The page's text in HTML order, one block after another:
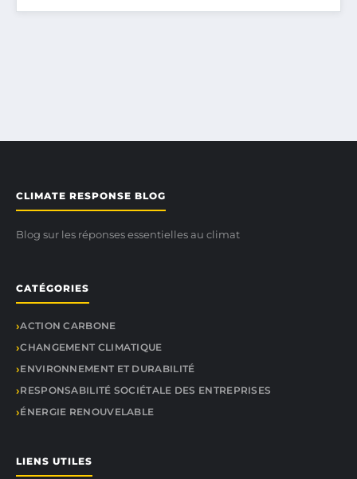
CLIMATE RESPONSE BLOG
Blog sur les réponses essentielles au climat
CATÉGORIES
ACTION CARBONE
CHANGEMENT CLIMATIQUE
ENVIRONNEMENT ET DURABILITÉ
RESPONSABILITÉ SOCIÉTALE DES ENTREPRISES
ÉNERGIE RENOUVELABLE
LIENS UTILES